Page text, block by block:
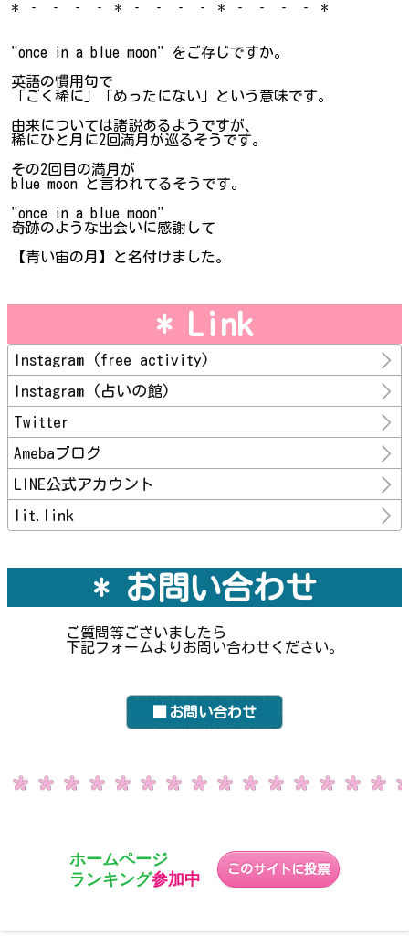
* ‐ ‐ ‐ ‐ * ‐ ‐ ‐ ‐ * ‐ ‐ ‐ ‐ *
"once in a blue moon" をご存じですか。
英語の慣用句で
「ごく稀に」「めったにない」という意味です。
由来については諸説あるようですが、
稀にひと月に2回満月が巡るそうです。
その2回目の満月が
blue moon と言われてるそうです。
"once in a blue moon"
奇跡のような出会いに感謝して
【青い宙の月】と名付けました。
* Link
Instagram (free activity)
Instagram (占いの館)
Twitter
Amebaブログ
LINE公式アカウント
lit.link
* お問い合わせ
ご質問等ございましたら
下記フォームよりお問い合わせください。
お問い合わせ
ホームページ
ランキング参加中
このサイトに投票